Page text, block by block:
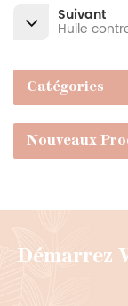
Suivant
Huile
Catégories
Nouveaux
Démarrez